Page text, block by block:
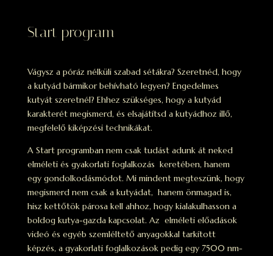
Start program
Vágysz a póráz nélküli szabad sétákra? Szeretnéd, hogy
a kutyád bármikor behívható legyen? Engedelmes
kutyát szeretnél? Ehhez szükséges, hogy a kutyád
karakterét megismerd, és elsajátítsd a kutyádhoz illő,
megfelelő kiképzési technikákat.
A Start programban nem csak tudást adunk át neked
elméleti és gyakorlati foglalkozás keretében, hanem
egy gondolkodásmódot. Mi mindent megteszünk, hogy
megismerd nem csak a kutyádat, hanem önmagad is,
hisz kettőtök párosa kell ahhoz, hogy kialakulhasson a
boldog kutya-gazda kapcsolat. Az elméleti előadások
videó és egyéb szemléltető anyagokkal tarkított
képzés, a gyakorlati foglalkozások pedig egy 7500 nm-